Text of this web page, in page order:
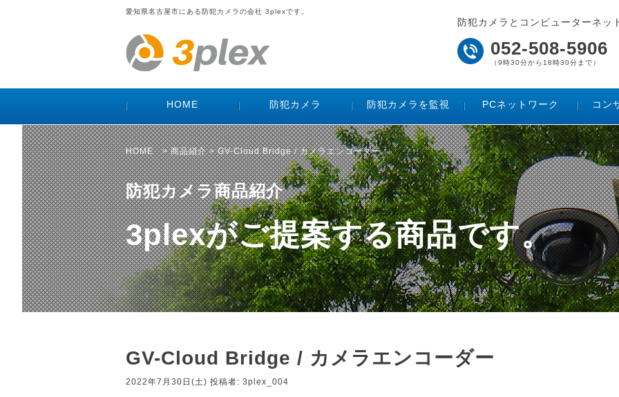
愛知県名古屋市にある防犯カメラの会社 3plexです。
防犯カメラとコンピューターネッ
052-508-5906
（9時30分から18時30分まで）
HOME 防犯カメラ 防犯カメラを監視 PCネットワーク コン
HOME>商品紹介> GV-Cloud Bridge / カメラエンコーダー
防犯カメラ商品紹介
3plexがご提案する商品です。
GV-Cloud Bridge / カメラエンコーダー
2022年7月30日(土) 投稿者: 3plex_004